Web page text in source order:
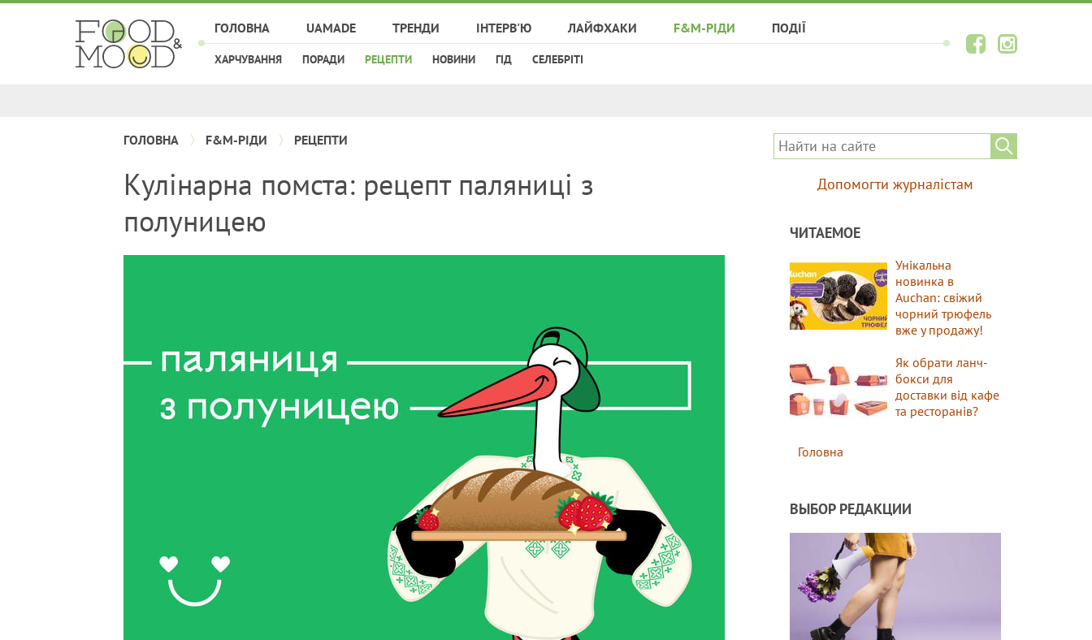
ГОЛОВНА UAMADE ТРЕНДИ ІНТЕРВ'Ю ЛАЙФХАКИ F&M-РІДИ
ХАРЧУВАННЯ ПОРАДИ РЕЦЕПТИ НОВИНИ ГІД СЕЛЕБРІТІ
ПОДІЇ
ГОЛОВНА F&M-РІДИ РЕЦЕПТИ
Кулінарна помста: рецепт паляниці з
полуницею
Допомогти журналістам
ЧИТАЕМОЕ
Унікальна
новинка в
Auchan: свіжий
чорний трюфель
вже у продажу!
Як обрати ланч-
бокси для
доставки від кафе
та ресторанів?
Головна
ВЫБОР РЕДАКЦИИ